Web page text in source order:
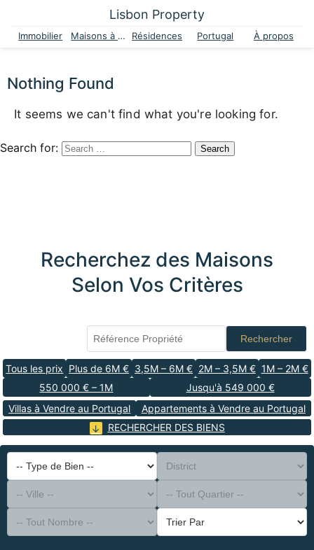
Lisbon Property
Immobilier Maisons à vendre Résidences Portugal À propos
Nothing Found
It seems we can't find what you're looking for.
Search for:
Recherchez des Maisons
Selon Vos Critères
Rechercher
Tous les prix Plus de 6M € 3,5M – 6M € 2M – 3,5M € 1M – 2M €
550 000 € – 1M
Jusqu'à 549 000 €
Villas à Vendre au Portugal
Appartements à Vendre au Portugal
RECHERCHER DES BIENS
-- Type de Bien --
District
-- Ville --
-- Tout Quartier --
-- Tout Nombre --
Trier Par